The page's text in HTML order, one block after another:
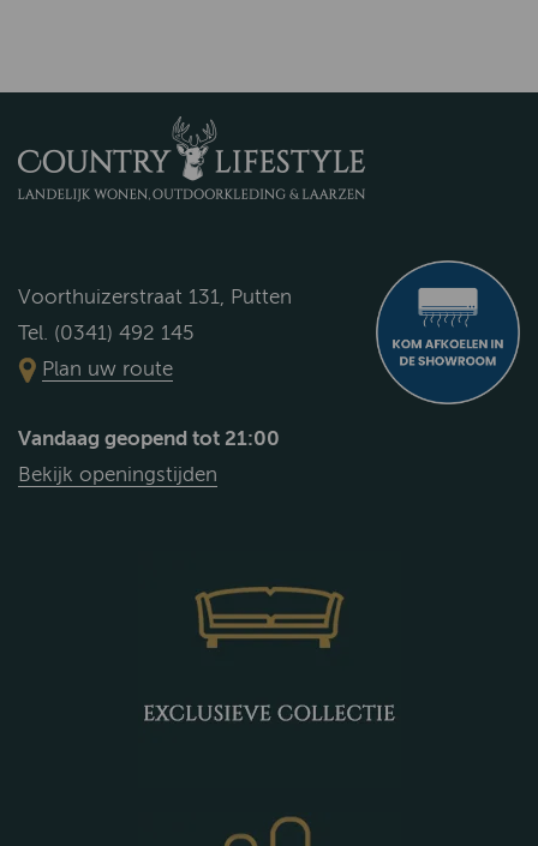
Voorthuizerstraat 131, Putten
Tel. (0341) 492 145
Plan uw route
Vandaag geopend tot 21:00
Bekijk openingstijden